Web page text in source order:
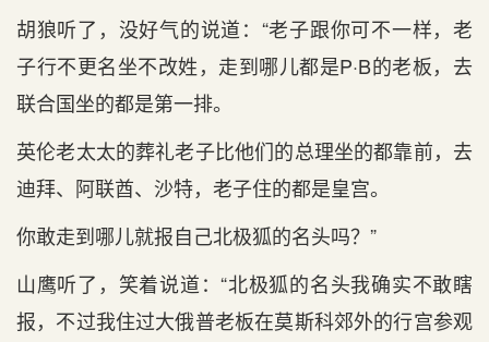
胡狼听了，没好气的说道：“老子跟你可不一样，老
子行不更名坐不改姓，走到哪儿都是P·B的老板，去
联合国坐的都是第一排。
英伦老太太的葬礼老子比他们的总理坐的都靠前，去
迪拜、阿联酋、沙特，老子住的都是皇宫。
你敢走到哪儿就报自己北极狐的名头吗？”
山鹰听了，笑着说道：“北极狐的名头我确实不敢瞎
报，不过我住过大俄普老板在莫斯科郊外的行宫参观